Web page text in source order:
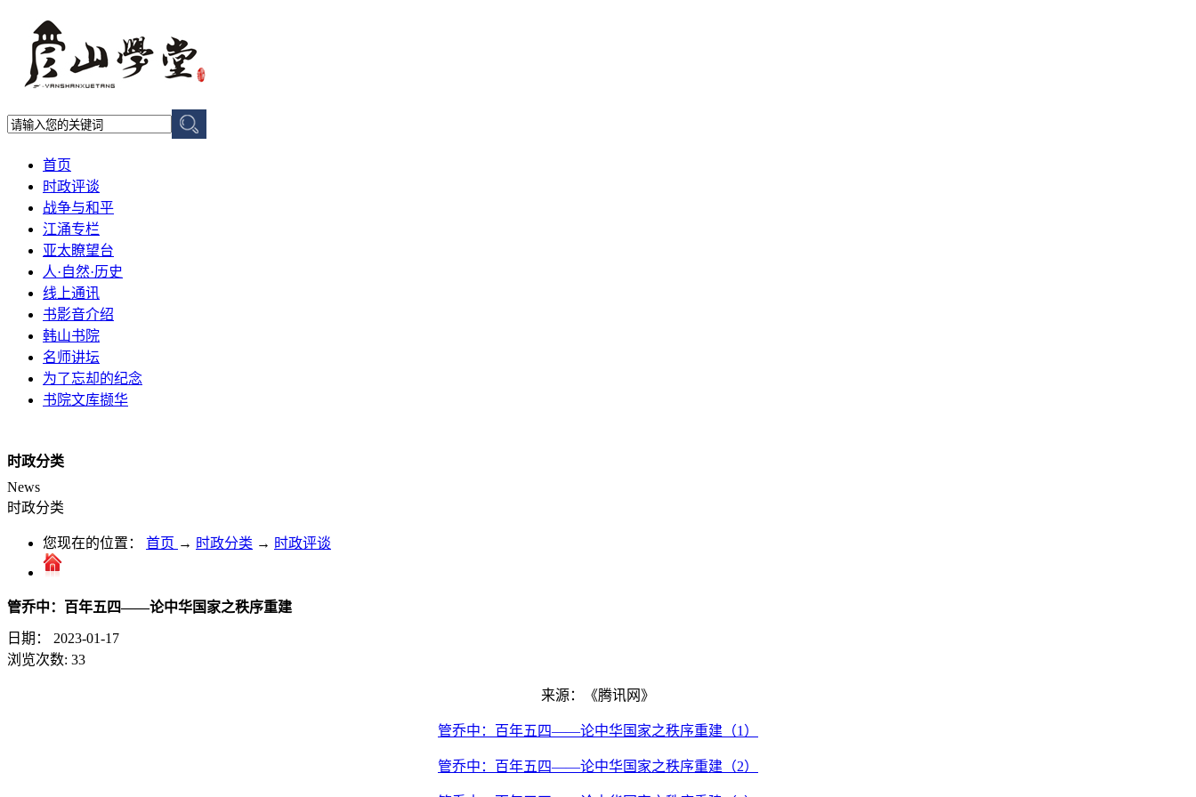
首页
时政评谈
战争与和平
江涌专栏
亚太瞭望台
人·自然·历史
线上通讯
书影音介绍
韩山书院
名师讲坛
为了忘却的纪念
书院文库撷华
时政分类
News
时政分类
您现在的位置： 首页 → 时政分类 → 时政评谈
管乔中：百年五四——论中华国家之秩序重建
日期：
2023-01-17
浏览次数: 33
来源：《腾讯网》
管乔中：百年五四——论中华国家之秩序重建（1）
管乔中：百年五四——论中华国家之秩序重建（2）